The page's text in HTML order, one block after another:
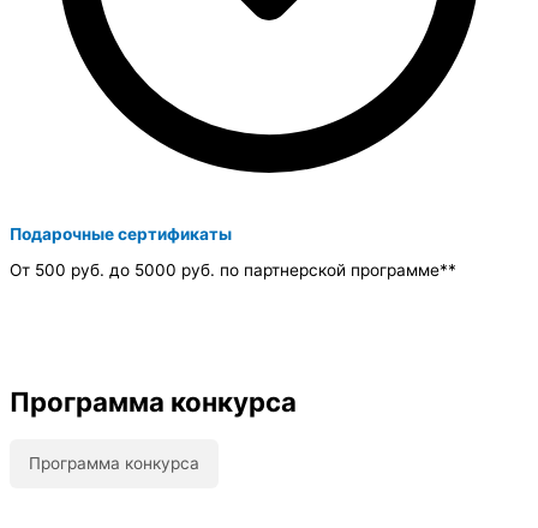
Подарочные сертификаты​
От 500 руб. до 5000 руб. по партнерской программе**​
Программа конкурса​
Программа конкурса​